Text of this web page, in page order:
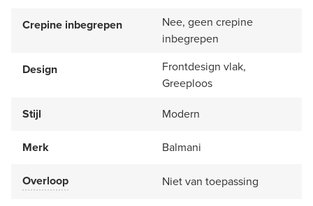
Crepine inbegrepen
Nee, geen crepine
inbegrepen
Design
Frontdesign vlak,
Greeploos
Stijl
Modern
Merk Balmani
Overloop Niet van toepassing